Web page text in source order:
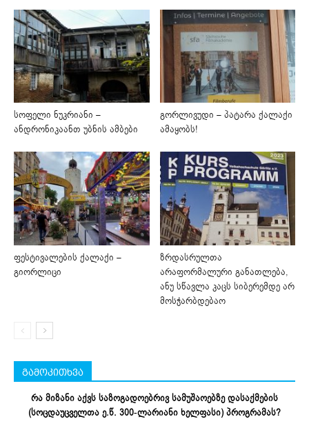
სოფელი ნუკრიანი –
ანდრონიკაანთ უბნის ამბები
გორლივუდი – პატარა ქალაქი
ამაყობს!
ფესტივალების ქალაქი –
გიორლიცი
ზრდასრულთა
არაფორმალური განათლება,
ანუ სწავლა კაცს სიბერემდე არ
მოსჭარბდებაო
გამოკითხვა
რა მიზანი აქვს საზოგადოებრივ სამუშაოებზე დასაქმების
(სოცდაუცველთა ე.წ. 300-ლარიანი ხელფასი) პროგრამას?